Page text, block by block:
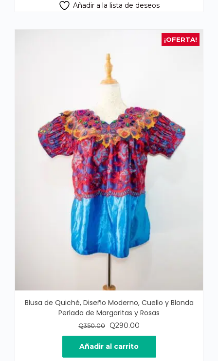
Añadir a la lista de deseos
¡OFERTA!
Blusa de Quiché, Diseño Moderno, Cuello y Blonda
Perlada de Margaritas y Rosas
Q350.00
El
precio
original
era:
Q290.00
precio
es:
Añadir al carrito